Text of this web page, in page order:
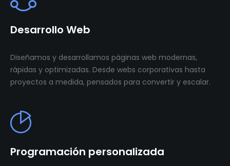
Desarrollo Web
Diseñamos y desarrollamos páginas web modernas,
rápidas y optimizadas. Desde webs corporativas hasta
proyectos a medida, pensados para convertir y escalar.
Programación personalizada